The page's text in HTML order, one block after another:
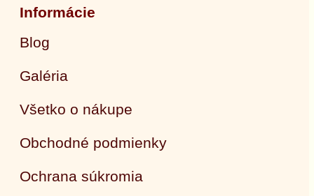
Informácie
Blog
Galéria
Všetko o nákupe
Obchodné podmienky
Ochrana súkromia